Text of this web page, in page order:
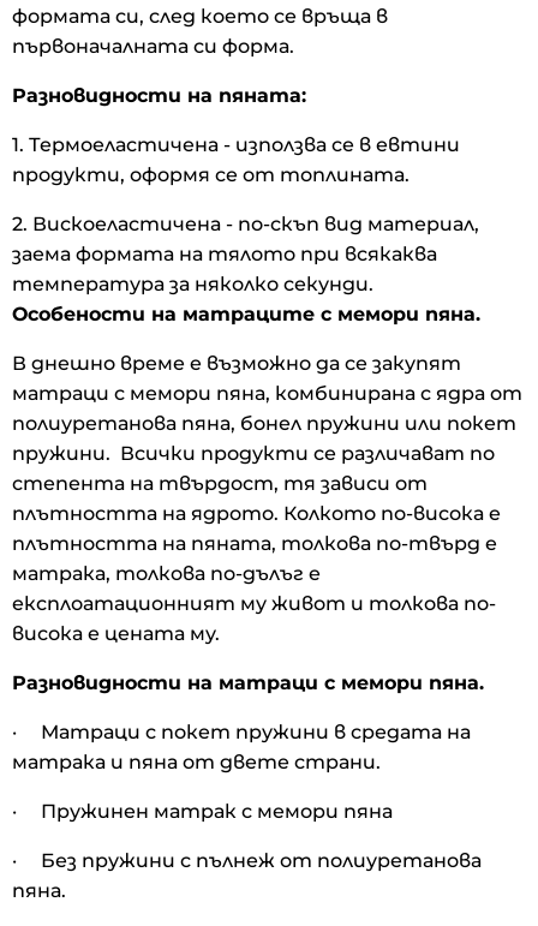
формата си, след което се връща в
първоначалната си форма.
Разновидности на пяната:
1. Термоеластичена - използва се в евтини
продукти, оформя се от топлината.
2. Вискоеластичена - по-скъп вид материал,
заема формата на тялото при всякаква
температура за няколко секунди.
Особености на матраците с мемори пяна.
В днешно време е възможно да се закупят
матраци с мемори пяна, комбинирана с ядра от
полиуретанова пяна, бонел пружини или покет
пружини. Всички продукти се различават по
степента на твърдост, тя зависи от
плътността на ядрото. Колкото по-висока е
плътността на пяната, толкова по-твърд е
матрака, толкова по-дълъг е
експлоатационният му живот и толкова по-
висока е цената му.
Разновидности на матраци с мемори пяна.
· Матраци с покет пружини в средата на
матрака и пяна от двете страни.
· Пружинен матрак с мемори пяна
· Без пружини с пълнеж от полиуретанова
пяна.